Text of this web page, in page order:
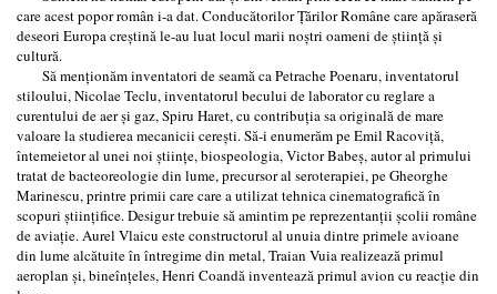
care acest popor român i-a dat. Conducătorilor Ţărilor Române care apăraseră
deseori Europa creştină le-au luat locul marii noştri oameni de ştiinţă şi
cultură.
Să menţionăm inventatori de seamă ca Petrache Poenaru, inventatorul
stiloului, Nicolae Teclu, inventatorul becului de laborator cu reglare a
curentului de aer şi gaz, Spiru Haret, cu contribuţia sa originală de mare
valoare la studierea mecanicii cereşti. Să-i enumerăm pe Emil Racoviţă,
întemeietor al unei noi ştiinţe, biospeologia, Victor Babeş, autor al primului
tratat de bacteoreologie din lume, precursor al seroterapiei, pe Gheorghe
Marinescu, printre primii care care a utilizat tehnica cinematografică în
scopuri ştiinţifice. Desigur trebuie să amintim pe reprezentanţii şcolii române
de aviaţie. Aurel Vlaicu este constructorul al unuia dintre primele avioane
din lume alcătuite în întregime din metal, Traian Vuia realizează primul
aeroplan şi, bineînţeles, Henri Coandă inventează primul avion cu reacţie din